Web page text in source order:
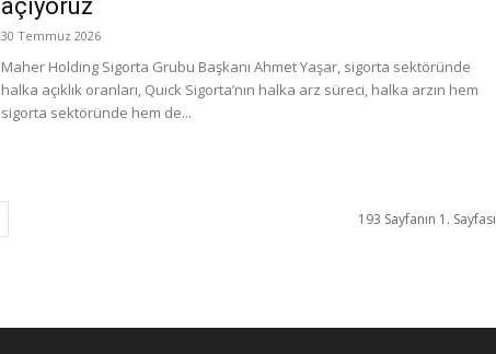
açıyoruz
30 Temmuz 2026
Maher Holding Sigorta Grubu Başkanı Ahmet Yaşar, sigorta sektöründe
halka açıklık oranları, Quick Sigorta’nın halka arz süreci, halka arzın hem
sigorta sektöründe hem de...
193 Sayfanın 1. Sayfası